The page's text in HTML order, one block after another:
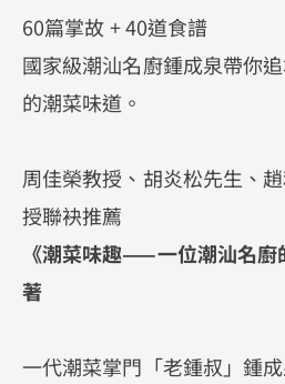
60篇掌故 + 40道食譜
國家級潮汕名廚鍾成泉帶你
的潮菜味道。
周佳榮教授、胡炎松先生、
授聯袂推薦
《潮菜味趣——一位潮汕名廚
著
一代潮菜掌門「老鍾叔」鍾